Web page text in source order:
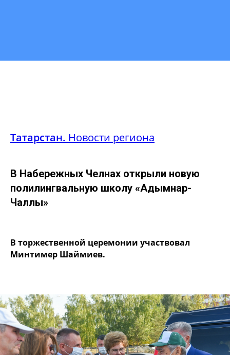
Татарстан. Новости региона
В Набережных Челнах открыли новую
полилингвальную школу «Адымнар-
Чаллы»
В торжественной церемонии участвовал
Минтимер Шаймиев.